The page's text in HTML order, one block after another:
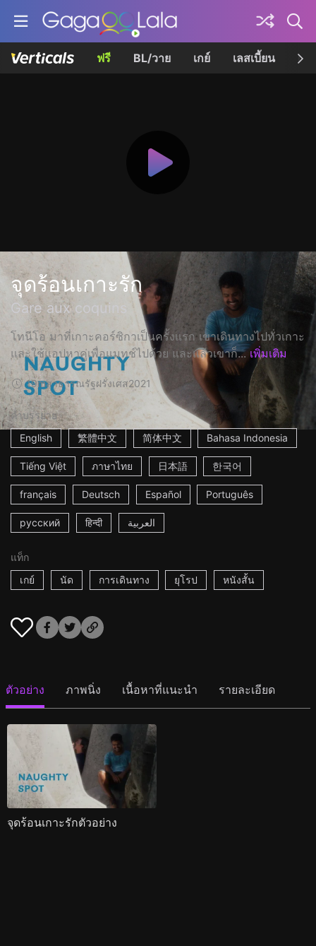
ฟรี BL/วาย เกย์ เลสเบี้ยน เค
จุดร้อนเกาะรัก
Gare aux coquins
โทนีโอ มาที่เกาะคอร์ซิกาเป็นครั้งแรก เขาเดินทางไปทั่วเกาะ
และใช้แอปหาคู่เพื่อแมทช์ไปด้วย และแล้วเขาก็... เพิ่มเติม
19mสาธารณรัฐฝรั่งเศส2021
คำบรรยาย
English
繁體中文 简体中文 Bahasa Indonesia
Tiếng Việt ภาษาไทย 日本語 한국어
français Deutsch Español Português
русский हिन्दी العربية
แท็ก
เกย์
นัด การเดินทาง ยุโรป หนังสั้น
ตัวอย่าง ภาพนิ่ง เนื้อหาที่แนะนำ รายละเอียด
จุดร้อนเกาะรักตัวอย่าง